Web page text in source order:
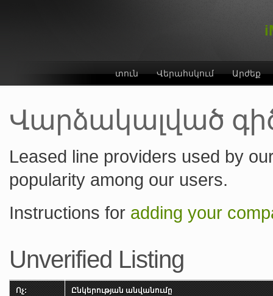
տուն Վերահսկում Արժեք
Վարձակալված
Leased line providers used by
popularity among our users.
Instructions for adding your
Unverified Listing
Ոչ: Ընկերության անվանումը